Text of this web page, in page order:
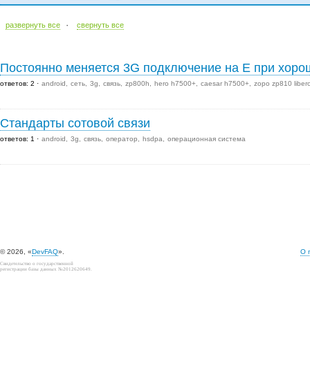
развернуть все · cвернуть все
Постоянно меняется 3G подключение на Е при
ответов: 2 android сеть 3g связь zp800h hero h7500+ caesar h7500+ zopo zp810
Стандарты сотовой связи
ответов: 1 android 3g связь оператор hsdpa операционная система
© 2026, «DevFAQ». О
Свидетельство о государственной
регистрации базы данных №2012620649.